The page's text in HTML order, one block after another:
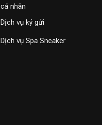
cá nhân
Dịch vụ ký gửi
Dịch vụ Spa Sneaker